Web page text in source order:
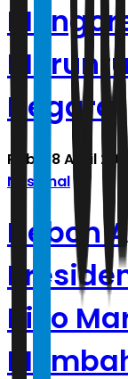
Negara
Rabu, 8 April
Nasional
Heboh
Rico